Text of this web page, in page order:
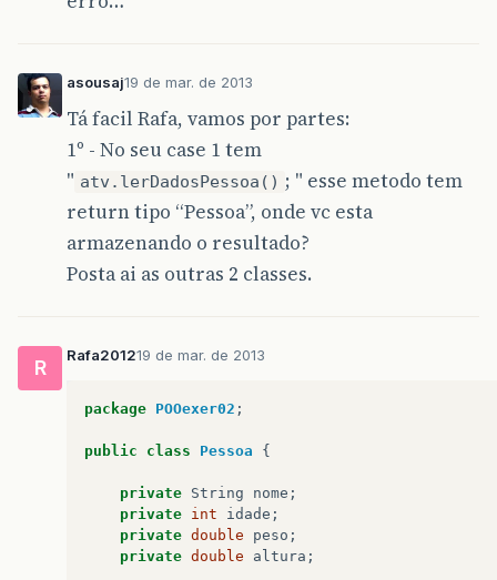
asousaj19 de mar. de 2013
Tá facil Rafa, vamos por partes:
1º - No seu case 1 tem
" atv.lerDadosPessoa() ; " esse metodo tem
return tipo “Pessoa”, onde vc esta
armazenando o resultado?
Posta ai as outras 2 classes.
R
Rafa201219 de mar. de 2013
package POOexer02 ;
public class Pessoa {
private String nome ;
private int idade ;
private double peso ;
private double altura ;